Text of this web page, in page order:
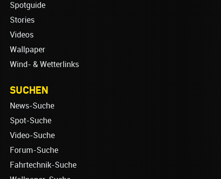
Spotguide
Stories
Videos
Wallpaper
Wind- & Wetterlinks
SUCHEN
News-Suche
Spot-Suche
Video-Suche
Forum-Suche
Fahrtechnik-Suche